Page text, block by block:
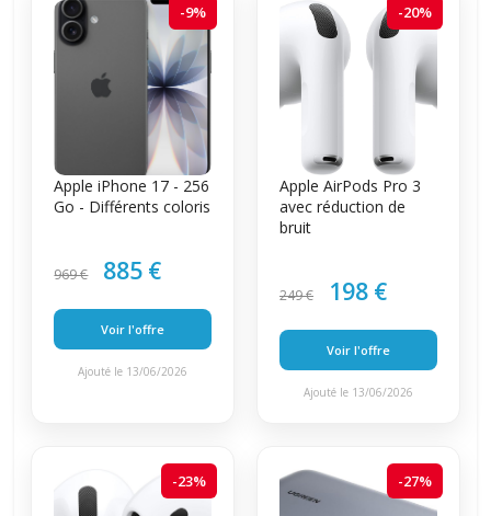
-9%
Apple iPhone 17 - 256
Go - Différents coloris
969 € 885 €
Voir l'offre
Ajouté le 13/06/2026
-20%
Apple AirPods Pro 3
avec réduction de
bruit
249 € 198 €
Voir l'offre
Ajouté le 13/06/2026
-23% -27%